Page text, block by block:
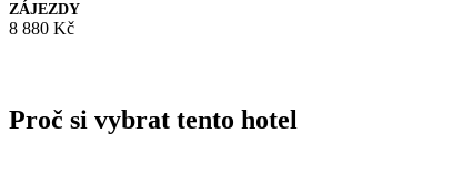
ZÁJEZDY
8 880 Kč
Proč si vybrat tento hotel